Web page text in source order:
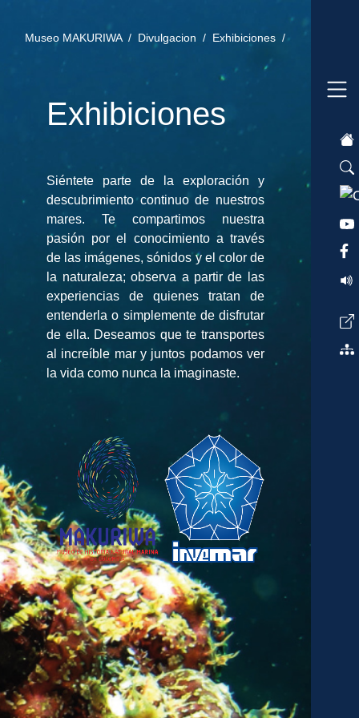
Museo MAKURIWA / Divulgacion / Exhibiciones /
Exhibiciones
Siéntete parte de la exploración y
descubrimiento continuo de nuestros
mares. Te compartimos nuestra
pasión por el conocimiento a través
de las imágenes, sónidos y el color de
la naturaleza; observa a partir de las
experiencias de quienes tratan de
entenderla o simplemente de disfrutar
de ella. Deseamos que te transportes
al increíble mar y juntos podamos ver
la vida como nunca la imaginaste.